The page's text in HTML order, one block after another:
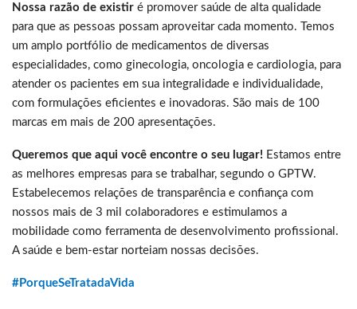
Nossa razão de existir é promover saúde de alta qualidade
para que as pessoas possam aproveitar cada momento. Temos
um amplo portfólio de medicamentos de diversas
especialidades, como ginecologia, oncologia e cardiologia, para
atender os pacientes em sua integralidade e individualidade,
com formulações eficientes e inovadoras. São mais de 100
marcas em mais de 200 apresentações.
Queremos que aqui você encontre o seu lugar! Estamos entre
as melhores empresas para se trabalhar, segundo o GPTW.
Estabelecemos relações de transparência e confiança com
nossos mais de 3 mil colaboradores e estimulamos a
mobilidade como ferramenta de desenvolvimento profissional.
A saúde e bem-estar norteiam nossas decisões.
#PorqueSeTratadaVida